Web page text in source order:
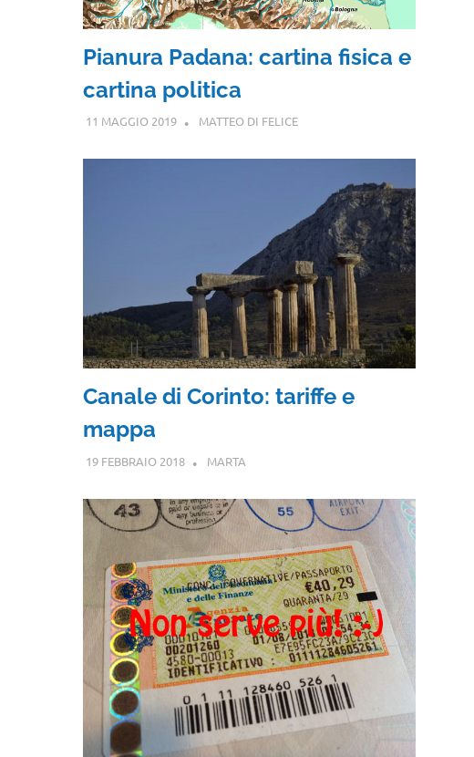
Pianura Padana: cartina fisica e
cartina politica
11 MAGGIO 2019 MATTEO DI FELICE
Canale di Corinto: tariffe e
mappa
19 FEBBRAIO 2018 MARTA